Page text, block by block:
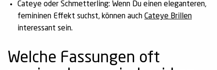
Cateye oder Schmetterling: Wenn Du einen eleganteren,
femininen Effekt suchst, können auch Cateye Brillen
interessant sein.
Welche Fassungen oft